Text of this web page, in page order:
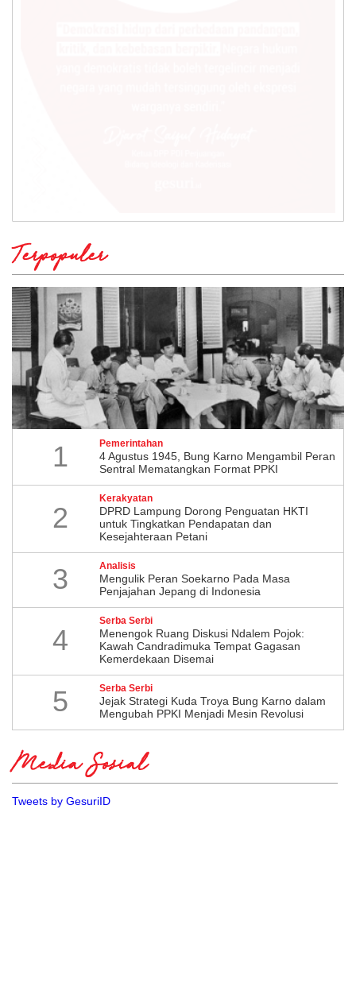
Terpopuler
1 Pemerintahan
4 Agustus 1945, Bung Karno Mengambil Peran
Sentral Mematangkan Format PPKI
2
Kerakyatan
DPRD Lampung Dorong Penguatan HKTI
untuk Tingkatkan Pendapatan dan
Kesejahteraan Petani
3 Analisis
Mengulik Peran Soekarno Pada Masa
Penjajahan Jepang di Indonesia
4
Serba Serbi
Menengok Ruang Diskusi Ndalem Pojok:
Kawah Candradimuka Tempat Gagasan
Kemerdekaan Disemai
5 Serba Serbi
Jejak Strategi Kuda Troya Bung Karno dalam
Mengubah PPKI Menjadi Mesin Revolusi
Media Sosial
Tweets by GesuriID